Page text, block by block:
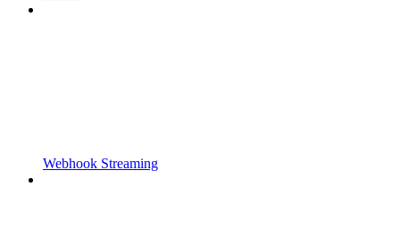
Webhook Streaming